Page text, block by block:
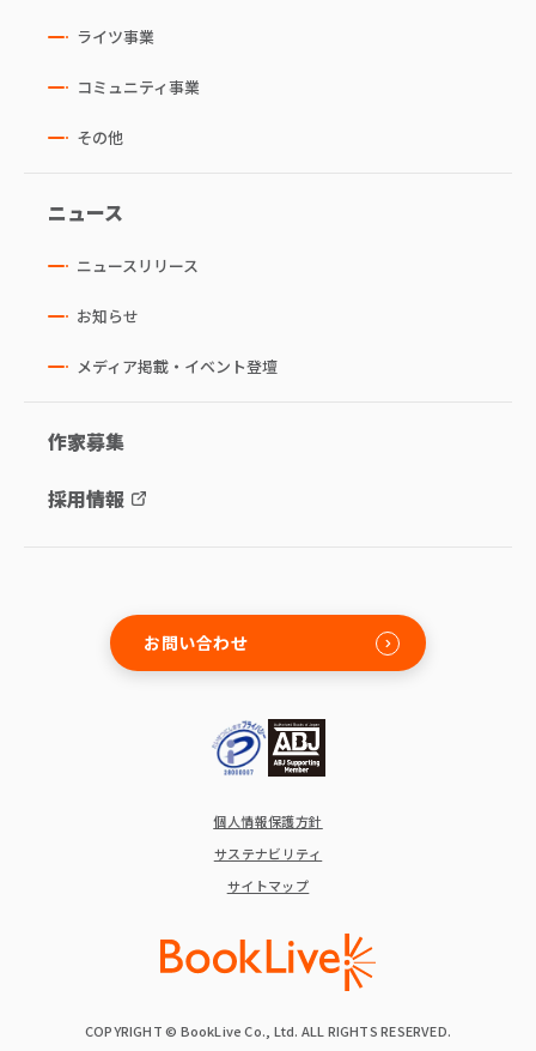
ライツ事業
コミュニティ事業
その他
ニュース
ニュースリリース
お知らせ
メディア掲載・イベント登壇
作家募集
採用情報
お問い合わせ
COPYRIGHT © BookLive Co., Ltd. ALL RIGHTS RESERVED.
個人情報保護方針
サステナビリティ
サイトマップ